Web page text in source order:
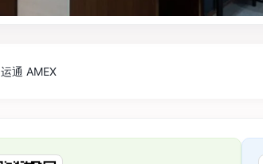
运通 AMEX